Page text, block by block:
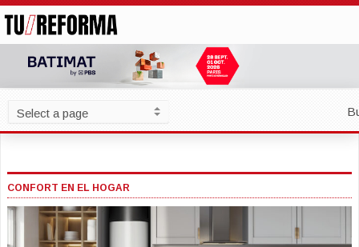
CONFORT EN EL HOGAR